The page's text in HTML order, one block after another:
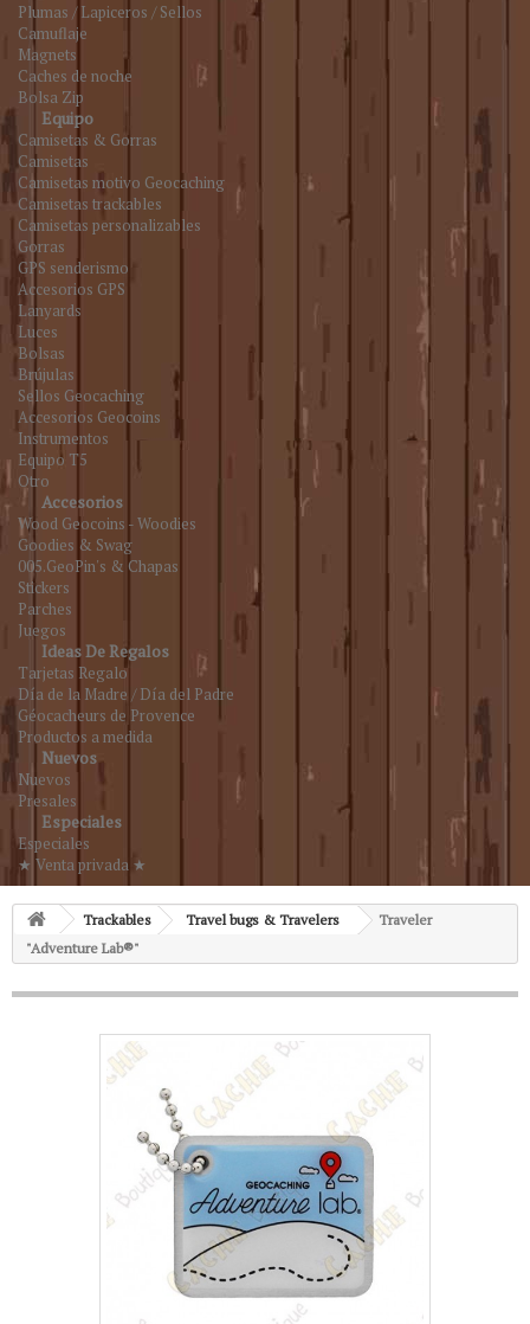
Plumas / Lapiceros / Sellos
Camuflaje
Magnets
Caches de noche
Bolsa Zip
Equipo
Camisetas & Gorras
Camisetas
Camisetas motivo Geocaching
Camisetas trackables
Camisetas personalizables
Gorras
GPS senderismo
Accesorios GPS
Lanyards
Luces
Bolsas
Brújulas
Sellos Geocaching
Accesorios Geocoins
Instrumentos
Equipo T5
Otro
Accesorios
Wood Geocoins - Woodies
Goodies & Swag
005.GeoPin's & Chapas
Stickers
Parches
Juegos
Ideas De Regalos
Tarjetas Regalo
Día de la Madre / Día del Padre
Géocacheurs de Provence
Productos a medida
Nuevos
Nuevos
Presales
Especiales
Especiales
★ Venta privada ★
Trackables Travel bugs & Travelers
Traveler
"Adventure Lab®"